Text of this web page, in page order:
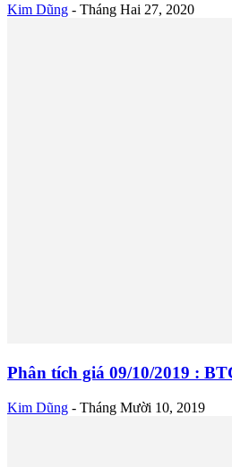
Kim Dũng - Tháng Hai 27, 2020
Phân tích giá 09/10/2019 :
Kim Dũng - Tháng Mười 10, 2019